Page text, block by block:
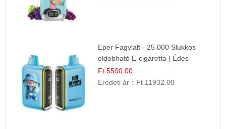
Eper Fagylalt - 25.000 Slukkos
eldobható E-cigaretta | Édes
Desszert Íz
Ft 5500.00
Eredeti ár： Ft 11932.00